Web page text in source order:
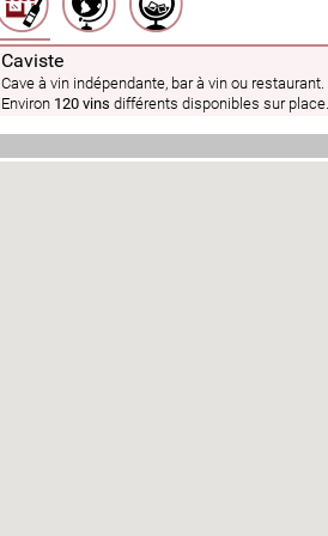
Caviste
Cave à vin indépendante, bar à vin ou restaurant.
Environ 120 vins différents disponibles sur place.